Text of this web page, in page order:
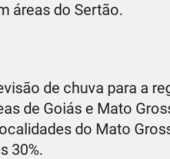
áreas do Sertão.
de chuva para a
de Goiás e Mato
do Mato
30%.